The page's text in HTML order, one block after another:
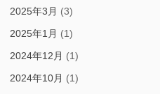
2025年3月 (3)
2025年1月 (1)
2024年12月 (1)
2024年10月 (1)